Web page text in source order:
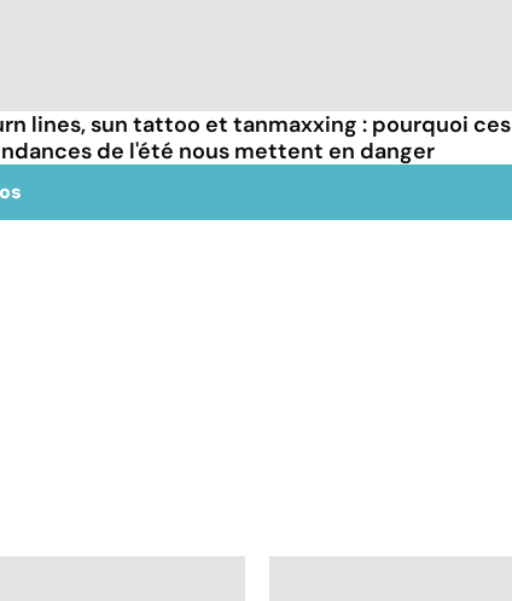
lines, sun tattoo et tanmaxxing : pourquoi ces
de l'été nous mettent en danger